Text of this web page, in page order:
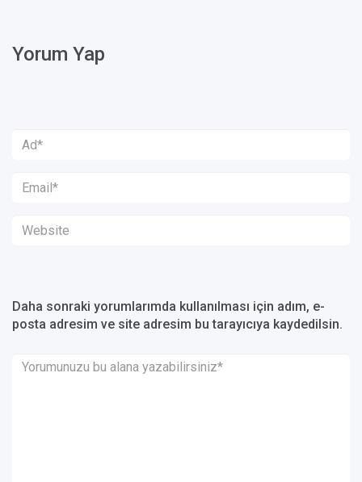
Yorum Yap
Daha sonraki yorumlarımda kullanılması için adım, e-
posta adresim ve site adresim bu tarayıcıya kaydedilsin.